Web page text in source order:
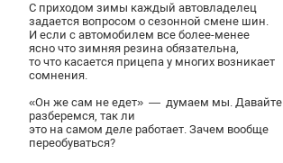
С приходом зимы каждый автовладелец
задается вопросом о сезонной смене шин.
И если с автомобилем все более-менее
ясно что зимняя резина обязательна,
то что касается прицепа у многих возникает
сомнения.
«Он же сам не едет» — думаем мы. Давайте
разберемся, так ли
это на самом деле работает. Зачем вообще
переобуваться?